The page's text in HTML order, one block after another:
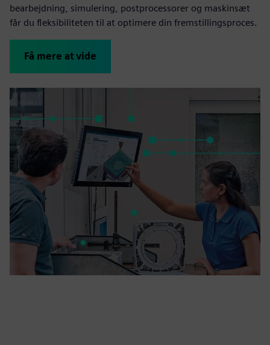
bearbejdning, simulering, postprocessorer og maskinsæt
får du fleksibiliteten til at optimere din fremstillingsproces.
Få mere at vide